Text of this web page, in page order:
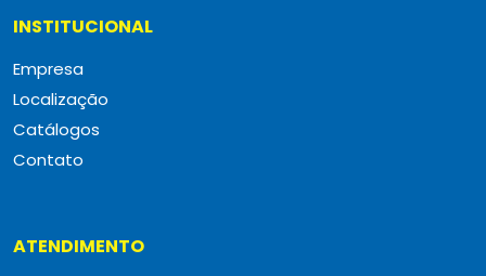
INSTITUCIONAL
Empresa
Localização
Catálogos
Contato
ATENDIMENTO